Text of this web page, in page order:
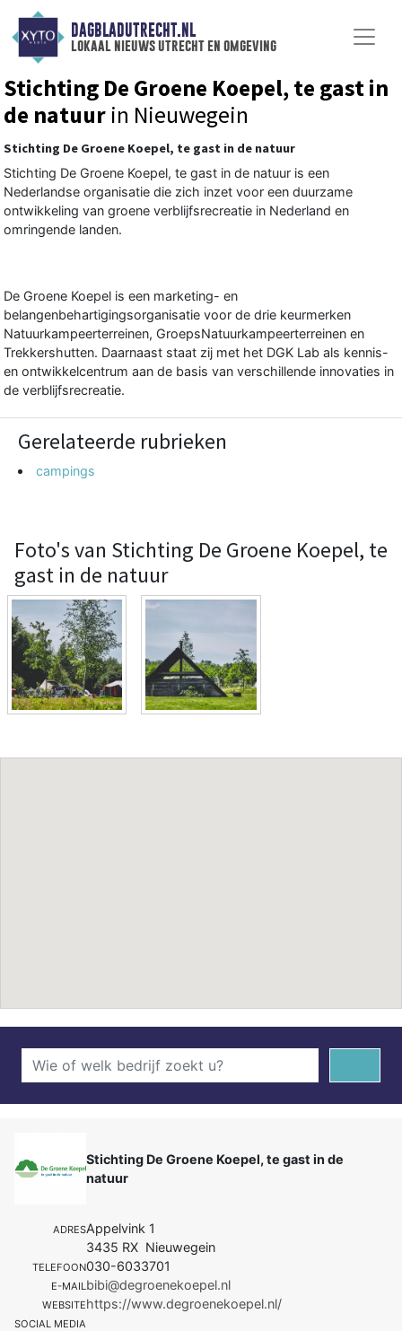
DAGBLADUTRECHT.NL
lokaal nieuws utrecht en omgeving
Stichting De Groene Koepel, te gast in
de natuur in Nieuwegein
Stichting De Groene Koepel, te gast in de natuur
Stichting De Groene Koepel, te gast in de natuur is een
Nederlandse organisatie die zich inzet voor een duurzame
ontwikkeling van groene verblijfsrecreatie in Nederland en
omringende landen.
De Groene Koepel is een marketing- en
belangenbehartigingsorganisatie voor de drie keurmerken
Natuurkampeerterreinen, GroepsNatuurkampeerterreinen en
Trekkershutten. Daarnaast staat zij met het DGK Lab als kennis-
en ontwikkelcentrum aan de basis van verschillende innovaties in
de verblijfsrecreatie.
Gerelateerde rubrieken
campings
Foto's van Stichting De Groene Koepel, te
gast in de natuur
Stichting De Groene Koepel, te gast in de
natuur
ADRESAppelvink 1
3435 RX Nieuwegein
TELEFOON030-6033701
E-MAILbibi@degroenekoepel.nl
WEBSITEhttps://www.degroenekoepel.nl/
SOCIAL MEDIA